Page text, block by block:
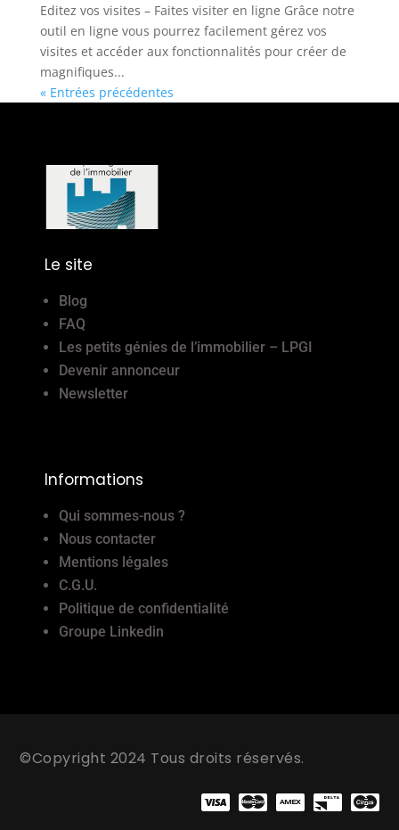
Editez vos visites – Faites visiter en ligne Grâce notre
outil en ligne vous pourrez facilement gérez vos
visites et accéder aux fonctionnalités pour créer de
magnifiques...
« Entrées précédentes
Le site
Blog
FAQ
Les petits génies de l’immobilier – LPGI
Devenir annonceur
Newsletter
Informations
Qui sommes-nous ?
Nous contacter
Mentions légales
C.G.U.
Politique de confidentialité
Groupe Linkedin
©Copyright 2024 Tous droits réservés.